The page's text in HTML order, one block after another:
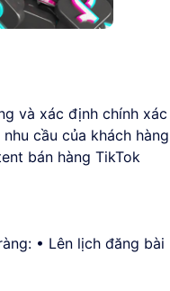
và xác định chính xác
cầu của khách hàng
bán hàng TikTok
• Lên lịch đăng bài